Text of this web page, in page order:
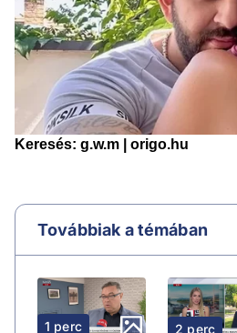
Továbbiak a témában
1 perc 2 perc